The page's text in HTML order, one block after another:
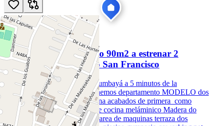
51
DS
US$ 190.240
89hoy
Cumbayá Departamento 90m2 a estrenar 2
Dormitorios cerca paseo San Francisco
Hermosos departamentos en Cumbayá a 5 minutos de la
Universidad San Francisco tenemos departamento MODELO dos
dormitorios sala comedor cocina acabados de primera como
porcelanato español muebles de cocina meláminico Madera do
mesones de piedra sinterizada area de maquinas terraza dos